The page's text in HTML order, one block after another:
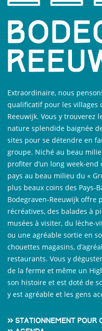
Extraordinaire, nous
qualificatif pour les villages
Reeuwijk. Vous y trouverez
nature splendide baignée
sites pour se détendre en
groupe. Niché au beau
profiter d’un long week-
pays au beau milieu du «
plus beaux coins des Pays-
Bodegraven-Reeuwijk offre
récréatives, des balades à
musées à visiter, du lèche-
ou une agréable sortie en
chouettes magasins,
restaurants. Vous y
de la ferme et même un
son histoire et est doté de
y est agréable et les gens
Stationnement pour